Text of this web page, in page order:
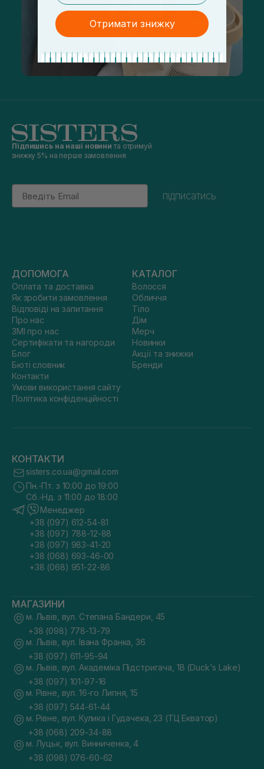
Підпишись на наші новини та отримуй
знижку 5% на перше замовлення
Email
підписатись
ДОПОМОГА
Оплата та доставка
Як зробити замовлення
Відповіді на запитання
Про нас
ЗМІ про нас
Сертифікати та нагороди
Блог
Бюті словник
Контакти
Умови використання сайту
Політика конфіденційності
КАТАЛОГ
Волосся
Обличчя
Тіло
Дім
Мерч
Новинки
Акції та знижки
Бренди
КОНТАКТИ
sisters.co.ua@gmail.com
Пн.-Пт. з 10:00 до 19:00
Сб.-Нд. з 11:00 до 18:00
Менеджер
+38 (097) 612-54-81
+38 (097) 788-12-88
+38 (097) 983-41-20
+38 (068) 693-46-00
+38 (068) 951-22-86
МАГАЗИНИ
м. Львів, вул. Степана Бандери, 45
+38 (098) 778-13-79
м. Львів, вул. Івана Франка, 36
+38 (097) 611-95-94
м. Львів, вул. Академіка Підстригача, 1В (Duck's Lake)
+38 (097) 101-97-16
м. Рівне, вул. 16-го Липня, 15
+38 (097) 544-61-44
м. Рівне, вул. Кулика і Гудачека, 23 (ТЦ Екватор)
+38 (068) 209-34-88
м. Луцьк, вул. Винниченка, 4
+38 (098) 076-60-62
Отримати знижку